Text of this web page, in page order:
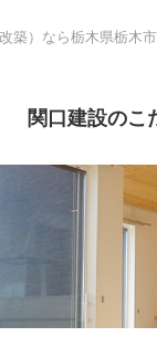
築）なら栃木県栃木
関口建設のこ